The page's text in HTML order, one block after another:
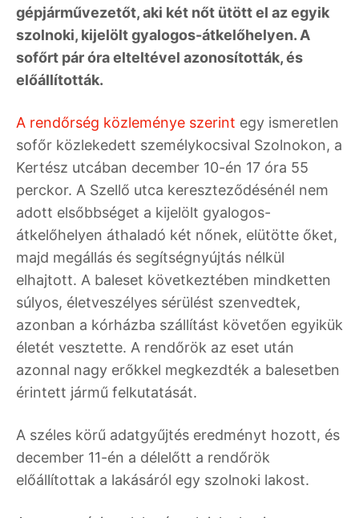
gépjárművezetőt, aki két nőt ütött el az egyik
szolnoki, kijelölt gyalogos-átkelőhelyen. A
sofőrt pár óra elteltével azonosították, és
előállították.
A rendőrség közleménye szerint egy ismeretlen
sofőr közlekedett személykocsival Szolnokon, a
Kertész utcában december 10-én 17 óra 55
perckor. A Szellő utca kereszteződésénél nem
adott elsőbbséget a kijelölt gyalogos-
átkelőhelyen áthaladó két nőnek, elütötte őket,
majd megállás és segítségnyújtás nélkül
elhajtott. A baleset következtében mindketten
súlyos, életveszélyes sérülést szenvedtek,
azonban a kórházba szállítást követően egyikük
életét vesztette. A rendőrök az eset után
azonnal nagy erőkkel megkezdték a balesetben
érintett jármű felkutatását.
A széles körű adatgyűjtés eredményt hozott, és
december 11-én a délelőtt a rendőrök
előállítottak a lakásáról egy szolnoki lakost.